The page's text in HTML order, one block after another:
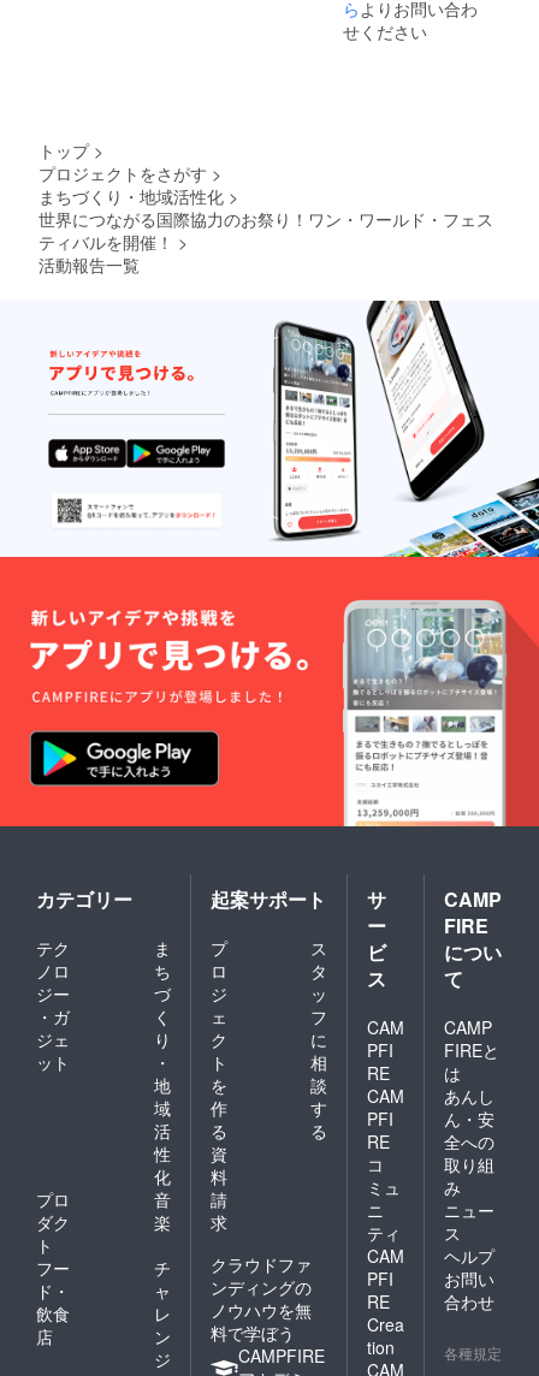
す。 今回は『グラミン・
フェリシモ』の織りキズ、
汚れ等があり、製品化でき
なかった生地を提供いただ
きました。 ぱっと見るには
シェットや信玄袋、キー
み、クッションカバーな
ど、色んなものに加工でき
ます。フェリシモの「みん
なの地球村」に、バッグ製
いるので、ぜひチェックし
てみてください。 みんなの
地球村：
http://info.felissimo.co.jp/kras
o/act/earth/2013/08/post-
33.html これからこちらで、
していきたいな、と思いま
す。 公開して、まだ1日で
すが、既に続々とご協力頂
き、みなさんに支えていた
だいていることを実感して
います。ぜひ今後も、あた
たかく見守っていただけま
すと幸いです。よろしくお
願いいたします。
ら よりお問い合わ
せください
トップ >
プロジェクトをさがす >
まちづくり・地域活性化 >
世界につながる国際協力のお祭り！ワン・ワールド・フェス
ティバルを開催！ >
活動報告一覧
カテゴリー
テク
ノロ
ジー
・ガ
ジェ
ット
ま
ち
づ
く
り
・
地
域
活
性
化
プロ
ダク
ト
音
楽
フー
ド・
飲食
店
チ
ャ
レ
ン
ジ
起案サポート
プ
ロ
ジ
ェ
ク
ト
を
作
る
ス
タ
ッ
フ
に
相
談
す
る
資
料
請
求
クラウドファ
ンディングの
ノウハウを無
料で学ぼう
CAMPFIRE
サ
ー
ビ
ス
CAM
PFI
RE
CAM
PFI
RE
コ
ミュ
ニ
ティ
CAM
PFI
RE
Crea
tion
CAM
CAMP
FIRE
につい
て
CAMP
FIREと
は
あんし
ん・安
全への
取り組
み
ニュー
ス
ヘルプ
お問い
合わせ
各種規定